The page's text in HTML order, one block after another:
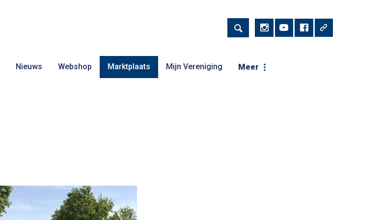
Nieuws Webshop Marktplaats Mijn Vereniging Meer